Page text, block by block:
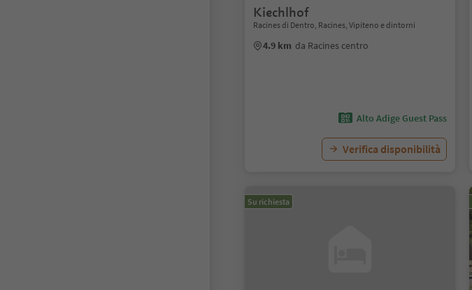
Kiechlhof
Racines di Dentro, Racines, Vipiteno e dintorni
4.9 km da Racines centro
Alto Adige Guest Pass
Verifica disponibilità
Su richiesta